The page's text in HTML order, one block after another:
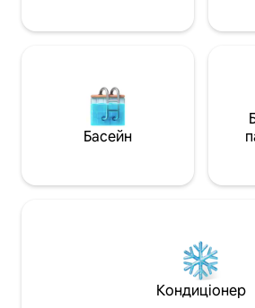
Басейн
Кондиціонер